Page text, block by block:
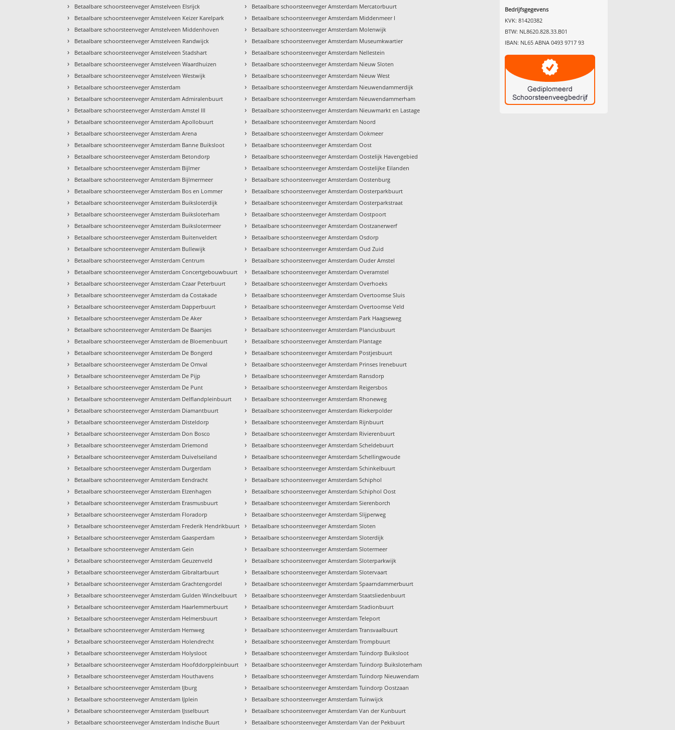
› Betaalbare schoorsteenveger Amstelveen Elsrijck
› Betaalbare schoorsteenveger Amstelveen Keizer Karelpark
› Betaalbare schoorsteenveger Amstelveen Middenhoven
› Betaalbare schoorsteenveger Amstelveen Randwijck
› Betaalbare schoorsteenveger Amstelveen Stadshart
› Betaalbare schoorsteenveger Amstelveen Waardhuizen
› Betaalbare schoorsteenveger Amstelveen Westwijk
› Betaalbare schoorsteenveger Amsterdam
› Betaalbare schoorsteenveger Amsterdam Admiralenbuurt
› Betaalbare schoorsteenveger Amsterdam Amstel III
› Betaalbare schoorsteenveger Amsterdam Apollobuurt
› Betaalbare schoorsteenveger Amsterdam Arena
› Betaalbare schoorsteenveger Amsterdam Banne Buiksloot
› Betaalbare schoorsteenveger Amsterdam Betondorp
› Betaalbare schoorsteenveger Amsterdam Bijlmer
› Betaalbare schoorsteenveger Amsterdam Bijlmermeer
› Betaalbare schoorsteenveger Amsterdam Bos en Lommer
› Betaalbare schoorsteenveger Amsterdam Buiksloterdijk
› Betaalbare schoorsteenveger Amsterdam Buiksloterham
› Betaalbare schoorsteenveger Amsterdam Buikslotermeer
› Betaalbare schoorsteenveger Amsterdam Buitenveldert
› Betaalbare schoorsteenveger Amsterdam Bullewijk
› Betaalbare schoorsteenveger Amsterdam Centrum
› Betaalbare schoorsteenveger Amsterdam Concertgebouwbuurt
› Betaalbare schoorsteenveger Amsterdam Czaar Peterbuurt
› Betaalbare schoorsteenveger Amsterdam da Costakade
› Betaalbare schoorsteenveger Amsterdam Dapperbuurt
› Betaalbare schoorsteenveger Amsterdam De Aker
› Betaalbare schoorsteenveger Amsterdam De Baarsjes
› Betaalbare schoorsteenveger Amsterdam de Bloemenbuurt
› Betaalbare schoorsteenveger Amsterdam De Bongerd
› Betaalbare schoorsteenveger Amsterdam De Omval
› Betaalbare schoorsteenveger Amsterdam De Pijp
› Betaalbare schoorsteenveger Amsterdam De Punt
› Betaalbare schoorsteenveger Amsterdam Delflandpleinbuurt
› Betaalbare schoorsteenveger Amsterdam Diamantbuurt
› Betaalbare schoorsteenveger Amsterdam Disteldorp
› Betaalbare schoorsteenveger Amsterdam Don Bosco
› Betaalbare schoorsteenveger Amsterdam Driemond
› Betaalbare schoorsteenveger Amsterdam Duivelseiland
› Betaalbare schoorsteenveger Amsterdam Durgerdam
› Betaalbare schoorsteenveger Amsterdam Eendracht
› Betaalbare schoorsteenveger Amsterdam Elzenhagen
› Betaalbare schoorsteenveger Amsterdam Erasmusbuurt
› Betaalbare schoorsteenveger Amsterdam Floradorp
› Betaalbare schoorsteenveger Amsterdam Frederik Hendrikbuurt
› Betaalbare schoorsteenveger Amsterdam Gaasperdam
› Betaalbare schoorsteenveger Amsterdam Gein
› Betaalbare schoorsteenveger Amsterdam Geuzenveld
› Betaalbare schoorsteenveger Amsterdam Gibraltarbuurt
› Betaalbare schoorsteenveger Amsterdam Grachtengordel
› Betaalbare schoorsteenveger Amsterdam Gulden Winckelbuurt
› Betaalbare schoorsteenveger Amsterdam Haarlemmerbuurt
› Betaalbare schoorsteenveger Amsterdam Helmersbuurt
› Betaalbare schoorsteenveger Amsterdam Hemweg
› Betaalbare schoorsteenveger Amsterdam Holendrecht
› Betaalbare schoorsteenveger Amsterdam Holysloot
› Betaalbare schoorsteenveger Amsterdam Hoofddorppleinbuurt
› Betaalbare schoorsteenveger Amsterdam Houthavens
› Betaalbare schoorsteenveger Amsterdam IJburg
› Betaalbare schoorsteenveger Amsterdam IJplein
› Betaalbare schoorsteenveger Amsterdam IJsselbuurt
› Betaalbare schoorsteenveger Amsterdam Indische Buurt
› Betaalbare schoorsteenveger Amsterdam Mercatorbuurt
› Betaalbare schoorsteenveger Amsterdam Middenmeer I
› Betaalbare schoorsteenveger Amsterdam Molenwijk
› Betaalbare schoorsteenveger Amsterdam Museumkwartier
› Betaalbare schoorsteenveger Amsterdam Nellestein
› Betaalbare schoorsteenveger Amsterdam Nieuw Sloten
› Betaalbare schoorsteenveger Amsterdam Nieuw West
› Betaalbare schoorsteenveger Amsterdam Nieuwendammerdijk
› Betaalbare schoorsteenveger Amsterdam Nieuwendammerham
› Betaalbare schoorsteenveger Amsterdam Nieuwmarkt en Lastage
› Betaalbare schoorsteenveger Amsterdam Noord
› Betaalbare schoorsteenveger Amsterdam Ookmeer
› Betaalbare schoorsteenveger Amsterdam Oost
› Betaalbare schoorsteenveger Amsterdam Oostelijk Havengebied
› Betaalbare schoorsteenveger Amsterdam Oostelijke Eilanden
› Betaalbare schoorsteenveger Amsterdam Oostenburg
› Betaalbare schoorsteenveger Amsterdam Oosterparkbuurt
› Betaalbare schoorsteenveger Amsterdam Oosterparkstraat
› Betaalbare schoorsteenveger Amsterdam Oostpoort
› Betaalbare schoorsteenveger Amsterdam Oostzanerwerf
› Betaalbare schoorsteenveger Amsterdam Osdorp
› Betaalbare schoorsteenveger Amsterdam Oud Zuid
› Betaalbare schoorsteenveger Amsterdam Ouder Amstel
› Betaalbare schoorsteenveger Amsterdam Overamstel
› Betaalbare schoorsteenveger Amsterdam Overhoeks
› Betaalbare schoorsteenveger Amsterdam Overtoomse Sluis
› Betaalbare schoorsteenveger Amsterdam Overtoomse Veld
› Betaalbare schoorsteenveger Amsterdam Park Haagseweg
› Betaalbare schoorsteenveger Amsterdam Planciusbuurt
› Betaalbare schoorsteenveger Amsterdam Plantage
› Betaalbare schoorsteenveger Amsterdam Postjesbuurt
› Betaalbare schoorsteenveger Amsterdam Prinses Irenebuurt
› Betaalbare schoorsteenveger Amsterdam Ransdorp
› Betaalbare schoorsteenveger Amsterdam Reigersbos
› Betaalbare schoorsteenveger Amsterdam Rhoneweg
› Betaalbare schoorsteenveger Amsterdam Riekerpolder
› Betaalbare schoorsteenveger Amsterdam Rijnbuurt
› Betaalbare schoorsteenveger Amsterdam Rivierenbuurt
› Betaalbare schoorsteenveger Amsterdam Scheldebuurt
› Betaalbare schoorsteenveger Amsterdam Schellingwoude
› Betaalbare schoorsteenveger Amsterdam Schinkelbuurt
› Betaalbare schoorsteenveger Amsterdam Schiphol
› Betaalbare schoorsteenveger Amsterdam Schiphol Oost
› Betaalbare schoorsteenveger Amsterdam Sierenborch
› Betaalbare schoorsteenveger Amsterdam Slijperweg
› Betaalbare schoorsteenveger Amsterdam Sloten
› Betaalbare schoorsteenveger Amsterdam Sloterdijk
› Betaalbare schoorsteenveger Amsterdam Slotermeer
› Betaalbare schoorsteenveger Amsterdam Sloterparkwijk
› Betaalbare schoorsteenveger Amsterdam Slotervaart
› Betaalbare schoorsteenveger Amsterdam Spaarndammerbuurt
› Betaalbare schoorsteenveger Amsterdam Staatsliedenbuurt
› Betaalbare schoorsteenveger Amsterdam Stadionbuurt
› Betaalbare schoorsteenveger Amsterdam Teleport
› Betaalbare schoorsteenveger Amsterdam Transvaalbuurt
› Betaalbare schoorsteenveger Amsterdam Trompbuurt
› Betaalbare schoorsteenveger Amsterdam Tuindorp Buiksloot
› Betaalbare schoorsteenveger Amsterdam Tuindorp Buiksloterham
› Betaalbare schoorsteenveger Amsterdam Tuindorp Nieuwendam
› Betaalbare schoorsteenveger Amsterdam Tuindorp Oostzaan
› Betaalbare schoorsteenveger Amsterdam Tuinwijck
› Betaalbare schoorsteenveger Amsterdam Van der Kunbuurt
› Betaalbare schoorsteenveger Amsterdam Van der Pekbuurt
Bedrijfsgegevens
KVK: 81420382
BTW: NL8620.828.33.B01
IBAN: NL65 ABNA 0493 9717 93